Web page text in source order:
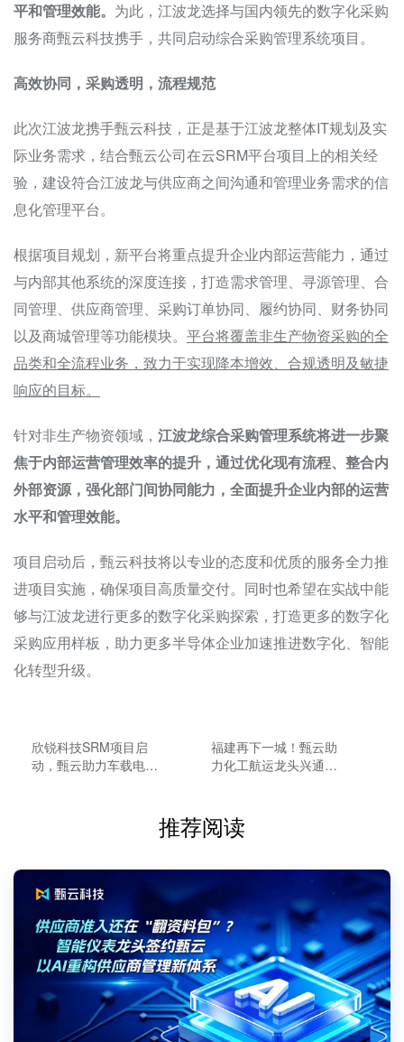
平和管理效能。 为此，江波龙选择与国内领先的数字化采购
服务商甄云科技携手，共同启动综合采购管理系统项目。
高效协同，采购透明，流程规范
此次江波龙携手甄云科技，正是基于江波龙整体IT规划及实
际业务需求，结合甄云公司在云SRM平台项目上的相关经
验，建设符合江波龙与供应商之间沟通和管理业务需求的信
息化管理平台。
根据项目规划，新平台将重点提升企业内部运营能力，通过
与内部其他系统的深度连接，打造需求管理、寻源管理、合
同管理、供应商管理、采购订单协同、履约协同、财务协同
以及商城管理等功能模块。 平台将覆盖非生产物资采购的全
品类和全流程业务，致力于实现降本增效、合规透明及敏捷
响应的目标。
针对非生产物资领域， 江波龙综合采购管理系统将进一步聚
焦于内部运营管理效率的提升，通过优化现有流程、整合内
外部资源，强化部门间协同能力，全面提升企业内部的运营
水平和管理效能。
项目启动后，甄云科技将以专业的态度和优质的服务全力推
进项目实施，确保项目高质量交付。同时也希望在实战中能
够与江波龙进行更多的数字化采购探索，打造更多的数字化
采购应用样板，助力更多半导体企业加速推进数字化、智能
化转型升级。
欣锐科技SRM项目启
动，甄云助力车载电源
福建再下一城！甄云助
力化工航运龙头兴通海
推荐阅读